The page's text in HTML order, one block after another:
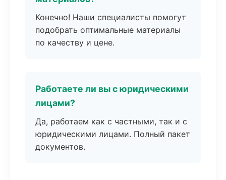
Конечно! Наши специалисты помогут
подобрать оптимальные материалы
по качеству и цене.
Работаете ли вы с юридическими
лицами?
Да, работаем как с частными, так и с
юридическими лицами. Полный пакет
документов.